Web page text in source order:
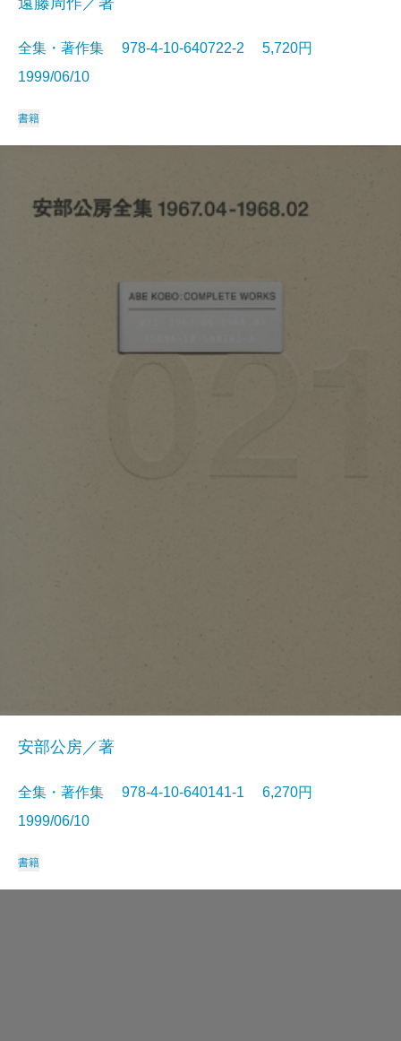
全集・著作集 978-4-10-640722-2 5,720円
1999/06/10
書籍
安部公房／著
全集・著作集 978-4-10-640141-1 6,270円
1999/06/10
書籍